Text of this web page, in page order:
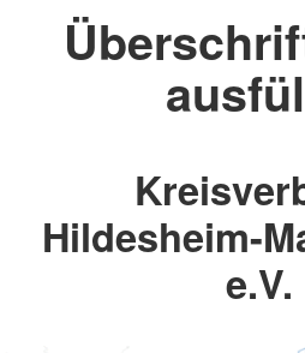
Hildesheim-
e.V.